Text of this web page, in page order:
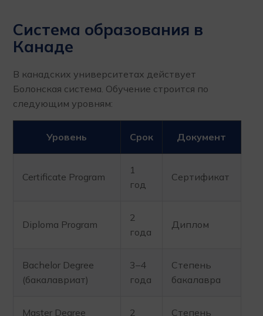
Система образования в
Канаде
В канадских университетах действует
Болонская система. Обучение строится по
следующим уровням:
Уровень Срок Документ
Certificate Program
1
год
Сертификат
Diploma Program
2
года
Диплом
Bachelor Degree
(бакалавриат)
3–4
года
Степень
бакалавра
Master Degree
2
Степень